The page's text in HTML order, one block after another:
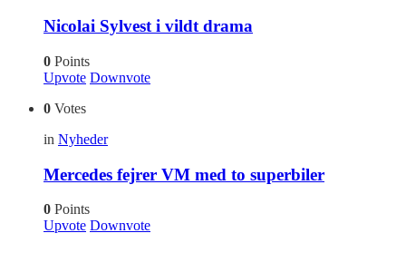
Nicolai Sylvest i vildt drama
0 Points
Upvote Downvote
0 Votes
in Nyheder
Mercedes fejrer VM med to superbiler
0 Points
Upvote Downvote